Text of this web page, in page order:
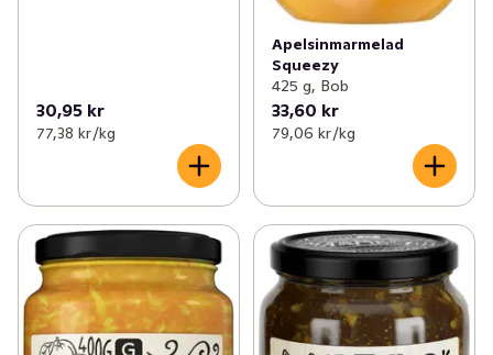
30,95 kr
77,38 kr /kg
Apelsinmarmelad
Squeezy
425 g, Bob
33,60 kr
79,06 kr /kg